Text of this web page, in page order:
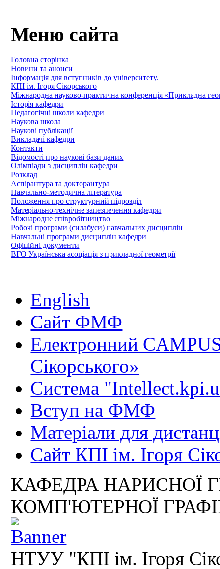
Меню сайта
Головна сторінка
Новини та анонси
Інформація для вступників до університету.
КПІ ім. Ігоря Сікорського
Міжнародна науково-практична конференція «Прикладна
Історія кафедри
Педагогічні школи кафедри
Наукова школа
Наукові публікації
Викладачі кафедри
Контакти
Відомості про наукові бази даних
Олімпіади з дисциплін кафедри
Розклад
Аспірантура та докторантура
Навчально-методична література
Положення про структурний підрозділ
Матеріально-технічне запезпечення кафедри
Міжнародне співробітництво
Робочі програми (силабуси) навчальних дисциплін
Навчальні програми дисциплін кафедри
Офіційні документи
ВГО Українська асоціація з прикладної геометрії
English
Сайт ФМФ
Електронний
Сікорського»
Система
Вступ на ФМФ
Матеріали для
Сайт КПІ ім. Ігоря
КАФЕДРА НАРИСНОЇ
КОМП'ЮТЕРНОЇ
НТУУ "КПІ ім. Ігоря